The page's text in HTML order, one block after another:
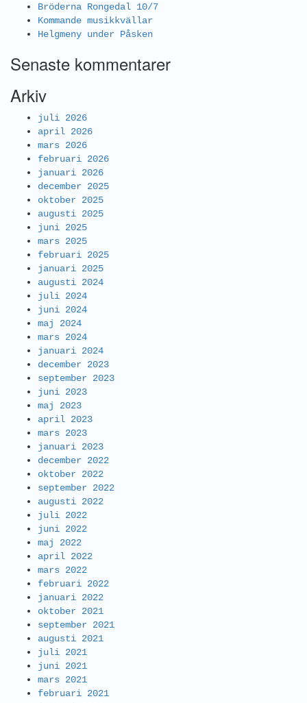
Bröderna Rongedal 10/7
Kommande musikkvällar
Helgmeny under Påsken
Senaste kommentarer
Arkiv
juli 2026
april 2026
mars 2026
februari 2026
januari 2026
december 2025
oktober 2025
augusti 2025
juni 2025
mars 2025
februari 2025
januari 2025
augusti 2024
juli 2024
juni 2024
maj 2024
mars 2024
januari 2024
december 2023
september 2023
juni 2023
maj 2023
april 2023
mars 2023
januari 2023
december 2022
oktober 2022
september 2022
augusti 2022
juli 2022
juni 2022
maj 2022
april 2022
mars 2022
februari 2022
januari 2022
oktober 2021
september 2021
augusti 2021
juli 2021
juni 2021
mars 2021
februari 2021